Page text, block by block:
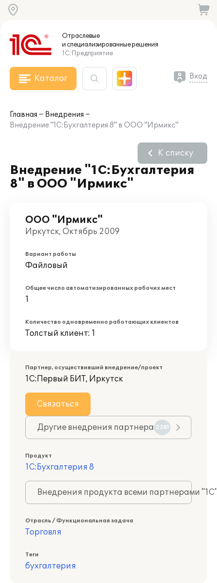
Отраслевые
и специализированныерешения
1С:Предприятие
Каталог Вход
Главная
Внедрения
Внедрение "1С:Бухгалтерия 8" в ООО "Ирмикс"
Внедрение "1С:Бухгалтерия
8" в ООО "Ирмикс"
К списку
ООО "Ирмикс"
Иркутск, Октябрь 2009
Вариант работы
Файловый
Общее число автоматизированных рабочих мест
1
Количество одновременно работающих клиентов
Толстый клиент: 1
Партнер, осуществивший внедрение/проект
1С:Первый БИТ, Иркутск
Связаться
Другие внедрения партнера 2381
Продукт
1С:Бухгалтерия 8
Внедрения продукта всеми партнерами
Отрасль / Функциональная задача
Торговля
Теги
бухгалтерия